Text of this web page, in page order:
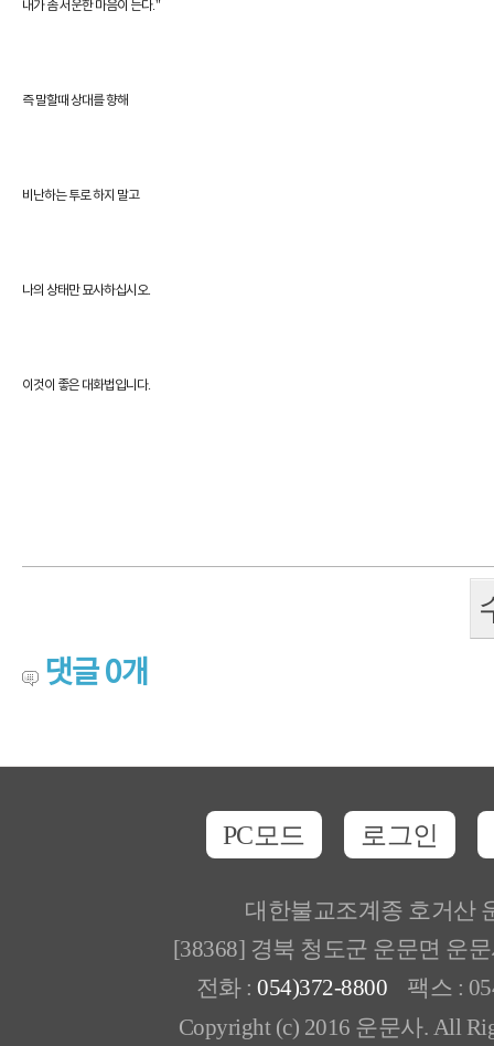
내가 좀 서운한 마음이 든다."
즉 말할때 상대를 향해
비난하는 투로 하지 말고
나의 상태만 묘사하십시오.
이것이 좋은 대화법입니다.
댓글0개
PC모드 로그인
대한불교조계종 호거산
[38368] 경북 청도군 운문면 운
전화 : 054)372-8800 팩스 :
Copyright (c) 2016 운문사. All